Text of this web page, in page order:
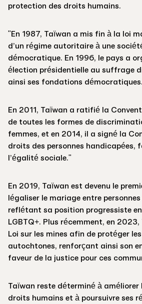
protection des droits humains.
"En 1987, Taïwan a mis fin à la loi
d’un régime autoritaire à une
démocratique. En 1996, le pays a
élection présidentielle au suffrage
ainsi ses fondations démocratiques.
En 2011, Taïwan a ratifié la
de toutes les formes de
femmes, et en 2014, il a signé la
droits des personnes handicapées,
l’égalité sociale."
En 2019, Taïwan est devenu le
légaliser le mariage entre personnes
reflétant sa position progressiste
LGBTQ+. Plus récemment, en
Loi sur les mines afin de protéger
autochtones, renforçant ainsi son
faveur de la justice pour ces
Taïwan reste déterminé à
droits humains et à poursuivre ses